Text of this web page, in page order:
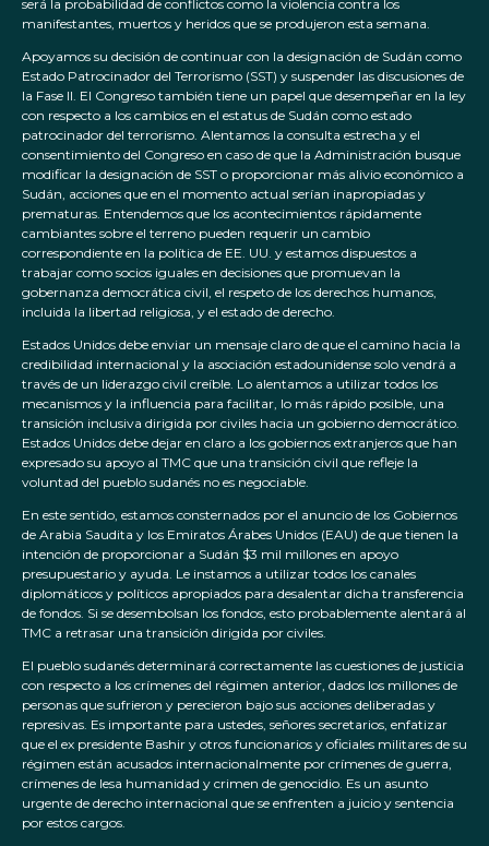
será la probabilidad de conflictos como la violencia contra los
manifestantes, muertos y heridos que se produjeron esta semana.
Apoyamos su decisión de continuar con la designación de Sudán como
Estado Patrocinador del Terrorismo (SST) y suspender las discusiones de
la Fase II. El Congreso también tiene un papel que desempeñar en la ley
con respecto a los cambios en el estatus de Sudán como estado
patrocinador del terrorismo. Alentamos la consulta estrecha y el
consentimiento del Congreso en caso de que la Administración busque
modificar la designación de SST o proporcionar más alivio económico a
Sudán, acciones que en el momento actual serían inapropiadas y
prematuras. Entendemos que los acontecimientos rápidamente
cambiantes sobre el terreno pueden requerir un cambio
correspondiente en la política de EE. UU. y estamos dispuestos a
trabajar como socios iguales en decisiones que promuevan la
gobernanza democrática civil, el respeto de los derechos humanos,
incluida la libertad religiosa, y el estado de derecho.
Estados Unidos debe enviar un mensaje claro de que el camino hacia la
credibilidad internacional y la asociación estadounidense solo vendrá a
través de un liderazgo civil creíble. Lo alentamos a utilizar todos los
mecanismos y la influencia para facilitar, lo más rápido posible, una
transición inclusiva dirigida por civiles hacia un gobierno democrático.
Estados Unidos debe dejar en claro a los gobiernos extranjeros que han
expresado su apoyo al TMC que una transición civil que refleje la
voluntad del pueblo sudanés no es negociable.
En este sentido, estamos consternados por el anuncio de los Gobiernos
de Arabia Saudita y los Emiratos Árabes Unidos (EAU) de que tienen la
intención de proporcionar a Sudán $3 mil millones en apoyo
presupuestario y ayuda. Le instamos a utilizar todos los canales
diplomáticos y políticos apropiados para desalentar dicha transferencia
de fondos. Si se desembolsan los fondos, esto probablemente alentará al
TMC a retrasar una transición dirigida por civiles.
El pueblo sudanés determinará correctamente las cuestiones de justicia
con respecto a los crímenes del régimen anterior, dados los millones de
personas que sufrieron y perecieron bajo sus acciones deliberadas y
represivas. Es importante para ustedes, señores secretarios, enfatizar
que el ex presidente Bashir y otros funcionarios y oficiales militares de su
régimen están acusados internacionalmente por crímenes de guerra,
crímenes de lesa humanidad y crimen de genocidio. Es un asunto
urgente de derecho internacional que se enfrenten a juicio y sentencia
por estos cargos.